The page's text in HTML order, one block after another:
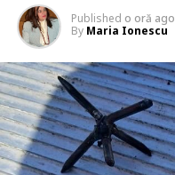
Published o oră ago
By Maria Ionescu